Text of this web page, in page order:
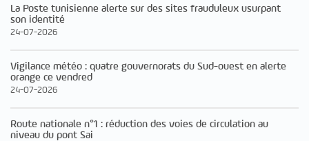
La Poste tunisienne alerte sur des sites frauduleux usurpant
son identité
24-07-2026
Vigilance météo : quatre gouvernorats du Sud-ouest en alerte
orange ce vendred
24-07-2026
Route nationale n°1 : réduction des voies de circulation au
niveau du pont Sai